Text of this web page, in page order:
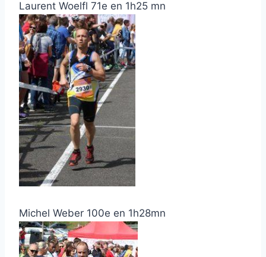
Laurent Woelfl 71e en 1h25 mn
Michel Weber 100e en 1h28mn